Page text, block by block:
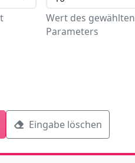
Wert des gewählten
Parameters
Eingabe löschen